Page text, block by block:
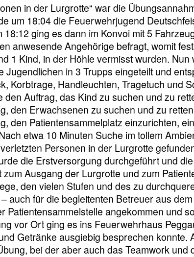
in der Lurgrotte“ war die
um 18:04 die Feuerwehrjugend
18:12 ging es dann im Konvoi mit 5
anwesende Angehörige befragt, womit
1 Kind, in der Höhle vermisst wurden.
Jugendlichen in 3 Trupps eingeteilt und
Korbtrage, Handleuchten, Tragetuch und
den Auftrag, das Kind zu suchen und zu
den Erwachsenen zu suchen und zu
den Patientensammelplatz einzurichten,
etwa 10 Minuten Suche im tollem
Personen in der Lurgrotte
die Erstversorgung durchgeführt und
Ausgang der Lurgrotte und zum
den vielen Stufen und des zu
auch für die begleitenten Betreuer aus
Patientensammelstelle angekommen und
vor Ort ging es ins Feuerwehrhaus
Getränke ausgiebig besprechen konnte.
bei der aber auch das Teamwork